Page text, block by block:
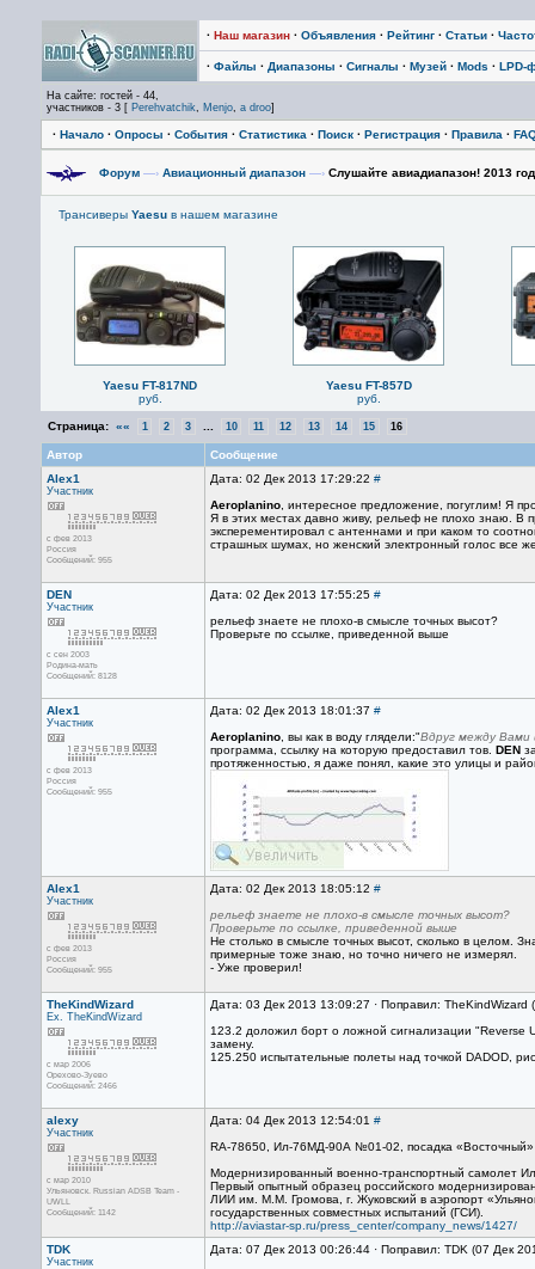
· Наш магазин · Объявления · Рейтинг · Статьи ·
· Файлы · Диапазоны · Сигналы · Музей · Mods · LPD-
На сайте: гостей - 44,
участников - 3 [ Perehvatchik, Menjo, a droo]
· Начало · Опросы · События · Статистика · Поиск · Регистрация · Правила ·
Форум —› Авиационный диапазон —› Cлушайте авиадиапазон! 2013 год
Трансиверы Yaesu в нашем магазине
Yaesu FT-817ND
руб.
Yaesu FT-857D
руб.
Страница: «« 1 2 3 10 11 12 13 14 15 16
Автор
Сообщение
Alex1
Участник
с фев 2013
Россия
Сообщений: 955
Дата: 02 Дек 2013 17:29:22 #
Aeroplanino , интересное предложение, погуглим! Я
Я в этих местах давно живу, рельеф не плохо знаю. В
эксперементировал с антеннами и при каком то
страшных шумах, но женский электронный голос все
DEN
Участник
с сен 2003
Родина-мать
Сообщений: 8128
Дата: 02 Дек 2013 17:55:25 #
рельеф знаете не плохо-в смысле точных высот?
Проверьте по ссылке, приведенной выше
Alex1
Участник
с фев 2013
Россия
Сообщений: 955
Дата: 02 Дек 2013 18:01:37 #
Aeroplanino , вы как в воду глядели:"Вдруг между Вами
программа, ссылку на которую предоставил тов. DEN
протяженностью, я даже понял, какие это улицы и
Alex1
Участник
с фев 2013
Россия
Сообщений: 955
Дата: 02 Дек 2013 18:05:12 #
рельеф знаете не плохо-в смысле точных высот?
Проверьте по ссылке, приведенной выше
Не столько в смысле точных высот, сколько в целом.
примерные тоже знаю, но точно ничего не измерял.
- Уже проверил!
TheKindWizard
Ex. TheKindWizard
с мар 2006
Орехово-Зуево
Сообщений: 2466
Дата: 03 Дек 2013 13:09:27 · Поправил:
123.2 доложил борт о ложной сигнализации "Reverse
замену.
125.250 испытательные полеты над точкой DADOD,
alexy
Участник
с мар 2010
Ульяновск. Russian ADSB Team -
UWLL
Сообщений: 1142
Дата: 04 Дек 2013 12:54:01 #
RA-78650, Ил-76МД-90А №01-02, посадка
Модернизированный военно-транспортный самолет
Первый опытный образец российского
ЛИИ им. М.М. Громова, г. Жуковский в аэропорт
государственных совместных испытаний (ГСИ).
http://aviastar-sp.ru/press_center/company_news/1427/
TDK
Участник
Дата: 07 Дек 2013 00:26:44 · Поправил: TDK (07 Дек